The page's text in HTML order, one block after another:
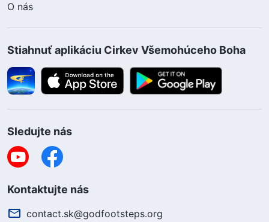
O nás
Stiahnuť aplikáciu Cirkev Všemohúceho Boha
Sledujte nás
Kontaktujte nás
contact.sk@godfootsteps.org